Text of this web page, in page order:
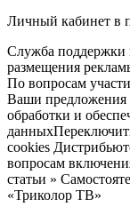
Личный кабинет в
Служба поддержки
размещения
По вопросам
Ваши предложения
обработки и
cookies
вопросам
статьи »
«Триколор ТВ»